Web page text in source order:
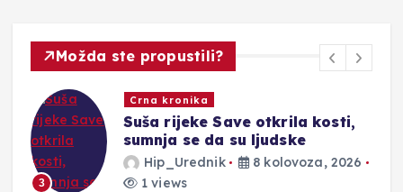
Možda ste propustili?
4
Novosti
APSOLUTNI REKORDERI:
Muškarac ‘napuhao’ 6,2 promila
Hip_Urednik
8 kolovoza, 2026
2 views